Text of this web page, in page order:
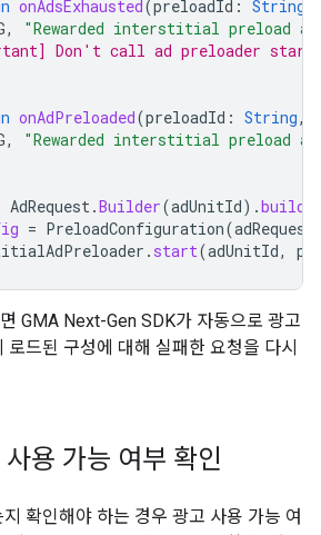
onAdsExhausted(preloadId : String
,
"Rewarded interstitial preload
Don't call ad preloader
onAdPreloaded(preloadId : String,
,
"Rewarded interstitial preload
AdRequest.Builder(adUnitId).build
= PreloadConfiguration(adRequest
. start(adUnitId,
GMA Next-Gen SDK가 자동으로 광고
드된 구성에 대해 실패한 요청을 다시
용 가능 여부 확인
확인해야 하는 경우 광고 사용 가능 여